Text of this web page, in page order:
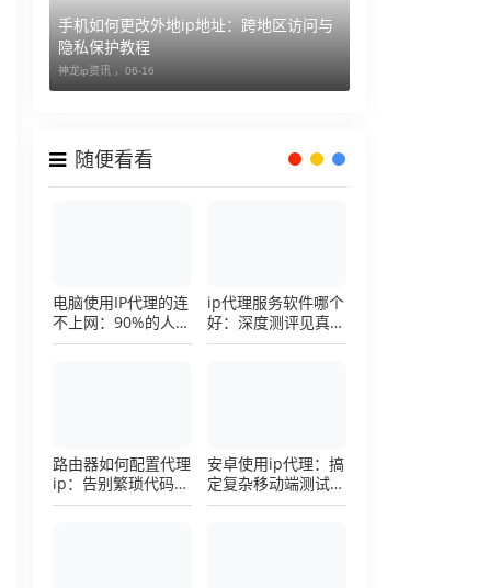
手机如何更改外地ip地址：跨地区访问与
隐私保护教程
神龙ip资讯 ， 06-16
随便看看
电脑使用IP代理的连
不上网：90%的人踩
过这个坑，一招修复
ip代理服务软件哪个
好：深度测评见真
章，帮你把钱花在刀
路由器如何配置代理
ip：告别繁琐代码，
详解底层配置逻辑
安卓使用ip代理：搞
定复杂移动端测试环
境的超详细配置手册